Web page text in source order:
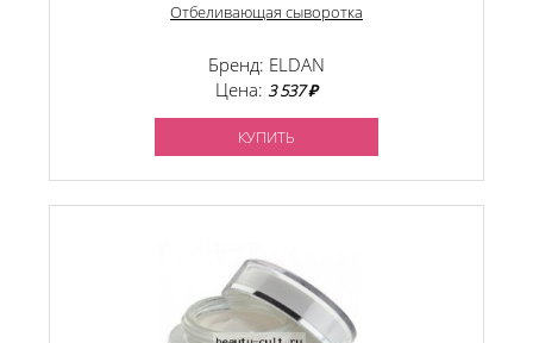
Отбеливающая сыворотка
Бренд: ELDAN
Цена: 3 537 ₽
КУПИТЬ